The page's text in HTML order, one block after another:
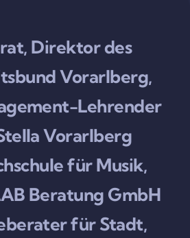
Direktor des
Vorarlberg,
Lehrender
Vorarlberg
für Musik,
Beratung GmbH
für Stadt,